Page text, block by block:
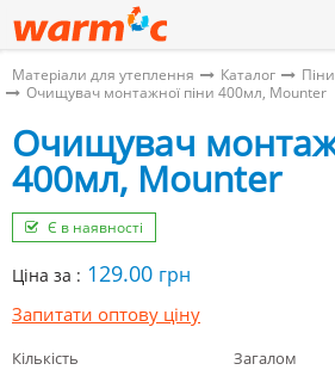
Матеріали для утеплення Каталог
Очищувач монтажної піни 400мл, Mounter
Очищувач
400мл, Mounter
Є в наявності
Ціна за : 129.00 грн
Запитати оптову ціну
Кількість Загалом